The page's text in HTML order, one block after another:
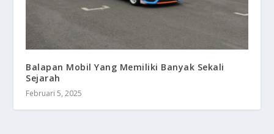
Balapan Mobil Yang Memiliki Banyak Sekali
Sejarah
Februari 5, 2025